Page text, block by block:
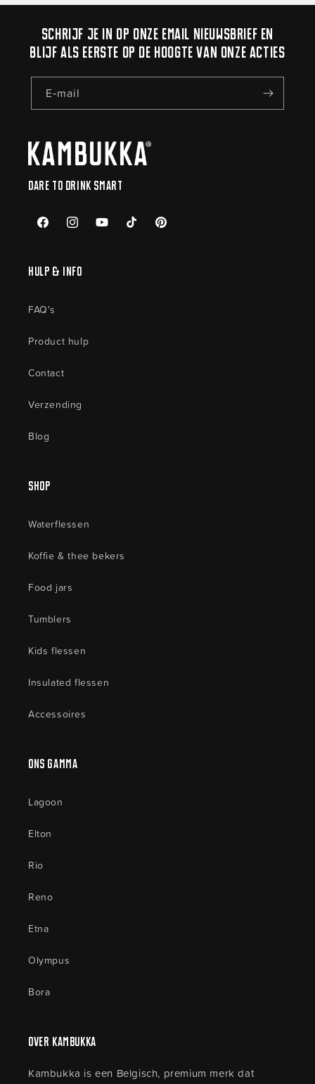
Schrijf je in op onze email nieuwsbrief en
blijf als eerste op de hoogte van onze acties
E‑mail
Dare to drink smart
FacebookInstagramYouTubeTikTok Pinterest
Hulp & Info
FAQ's
Product hulp
Contact
Verzending
Blog
shop
Waterflessen
Koffie & thee bekers
Food jars
Tumblers
Kids flessen
Insulated flessen
Accessoires
Ons Gamma
Lagoon
Elton
Rio
Reno
Etna
Olympus
Bora
Over Kambukka
Kambukka is een Belgisch, premium merk dat